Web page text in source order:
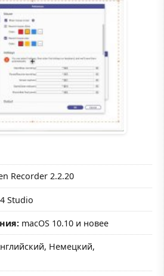
Recorder 2.2.20
Studio
macOS 10.10 и новее
Немецкий,